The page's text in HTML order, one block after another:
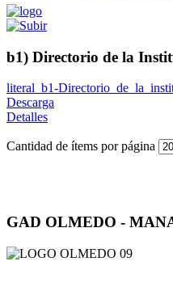
b1) Directorio de la
literal_b1-
Descarga
Detalles
Cantidad de ítems por página
GAD OLMEDO -